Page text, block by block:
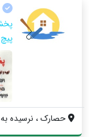
حصارک ، نرسیده به